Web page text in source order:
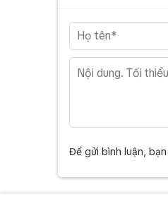
Để gửi bình luận,